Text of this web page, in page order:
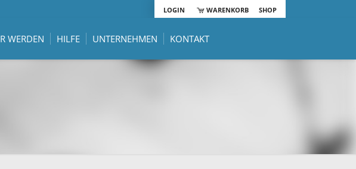
LOGIN WARENKORB SHOP
WERDEN HILFE UNTERNEHMEN KONTAKT